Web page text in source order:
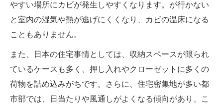
やすい場所にカビが発生しやすくなります。が行かない
と室内の湿気や熱が逃げにくくなり、カビの温床になる
こともありません。
また、日本の住宅事情としては、収納スペースが限られ
ているケースも多く、押し入れやクローゼットに多くの
荷物を詰め込みがちです。さらに、住宅密集地が多い都
市部では、日当たりや風通しがよくなる傾向があり、こ